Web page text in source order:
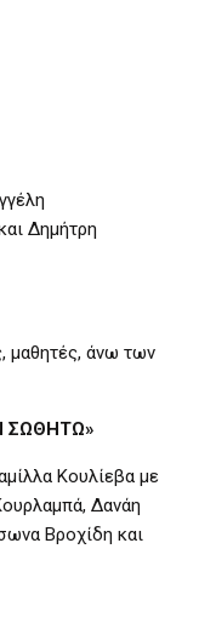
Δημήτρη
μαθητές, άνω των
ΣΩΘΗΤΩ»
Κουλίεβα με
Δανάη
Βροχίδη και